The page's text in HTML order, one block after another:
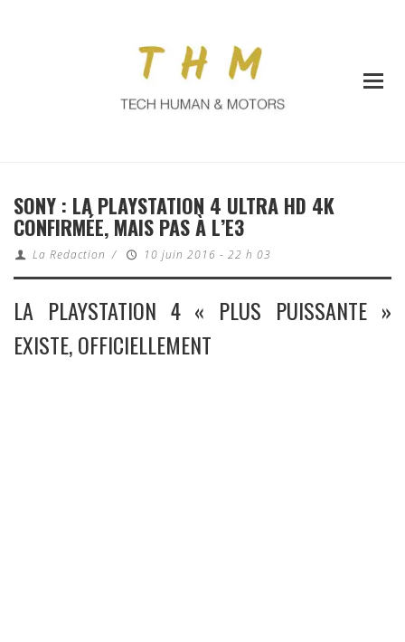
SONY : LA PLAYSTATION 4 ULTRA HD 4K
CONFIRMÉE, MAIS PAS À L’E3
La Redaction / 10 juin 2016 - 22 h 03
LA PLAYSTATION 4 « PLUS PUISSANTE »
EXISTE, OFFICIELLEMENT